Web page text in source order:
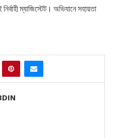
ম্যাজিস্টেট। অভিযানে সহায়তা